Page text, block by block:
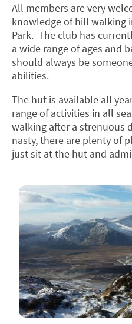
All members are very
knowledge of hill walking
Park. The club has
a wide range of ages and
should always be
abilities.
The hut is available all
range of activities in all
walking after a strenuous
nasty, there are plenty of
just sit at the hut and